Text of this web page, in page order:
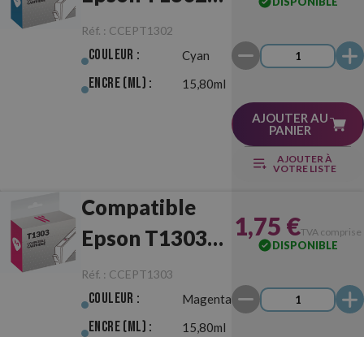
Cyan
Réf. : CCEPT1302
Couleur : Cyan
Encre (ml) : 15,80ml
AJOUTER AU
PANIER
AJOUTER À
VOTRE LISTE
Compatible
Epson T1303
Magenta
Réf. : CCEPT1303
Couleur : Magenta
Encre (ml) : 15,80ml
1,75 €TVA comprise
DISPONIBLE